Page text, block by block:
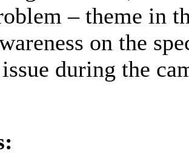
– theme in
on the
during the